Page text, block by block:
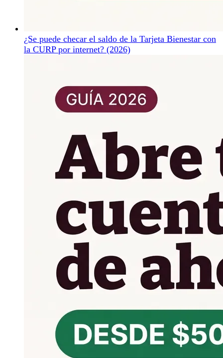
¿Se puede checar el saldo de la Tarjeta Bienestar con
la CURP por internet? (2026)